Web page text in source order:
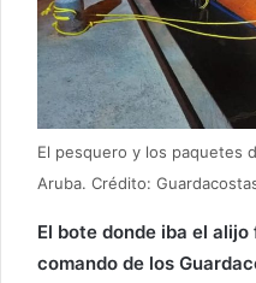
El pesquero y los paquetes
Aruba. Crédito:
El bote donde iba el
comando de los